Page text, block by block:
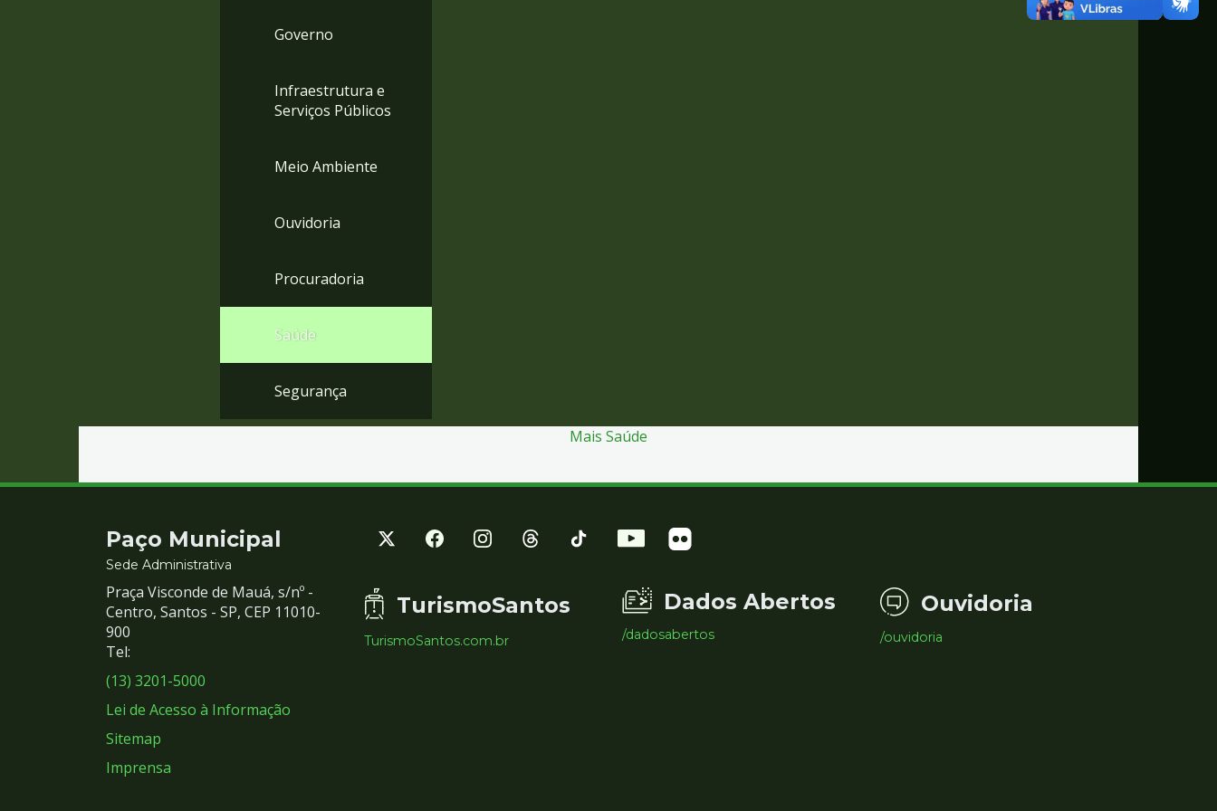
Governo
Infraestrutura e
Serviços Públicos
Meio Ambiente
Ouvidoria
Procuradoria
Saúde
Segurança
Mais Saúde
Contato
e
Redes
Sociais
Paço Municipal
Sede Administrativa
Praça Visconde de Mauá, s/nº -
Centro, Santos - SP, CEP 11010-
900
Tel:
(13) 3201-5000
Lei de Acesso à Informação
Sitemap
Imprensa
TurismoSantos
TurismoSantos.com.br
Dados Abertos
/dadosabertos
Ouvidoria
/ouvidoria